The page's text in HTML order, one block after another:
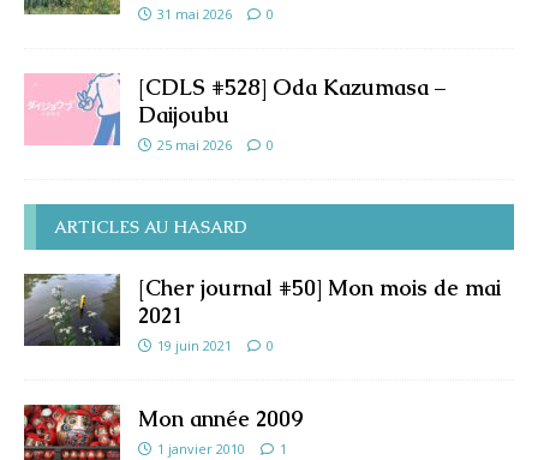
31 mai 2026 0
[CDLS #528] Oda Kazumasa –
Daijoubu
25 mai 2026 0
ARTICLES AU HASARD
[Cher journal #50] Mon mois de mai
2021
19 juin 2021 0
Mon année 2009
1 janvier 2010 1